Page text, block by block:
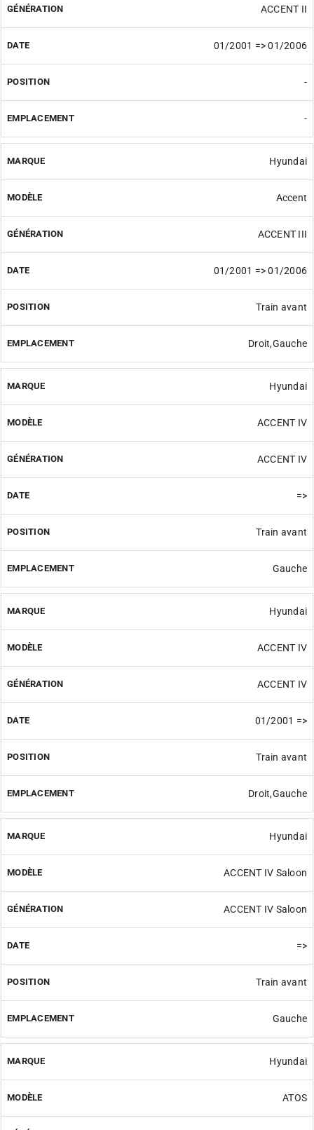
ACCENT II
01/2001 => 01/2006
-
-
Hyundai
Accent
ACCENT III
01/2001 => 01/2006
Train avant
Droit,Gauche
Hyundai
ACCENT IV
ACCENT IV
=>
Train avant
Gauche
Hyundai
ACCENT IV
ACCENT IV
01/2001 =>
Train avant
Droit,Gauche
Hyundai
ACCENT IV Saloon
ACCENT IV Saloon
=>
Train avant
Gauche
Hyundai
ATOS